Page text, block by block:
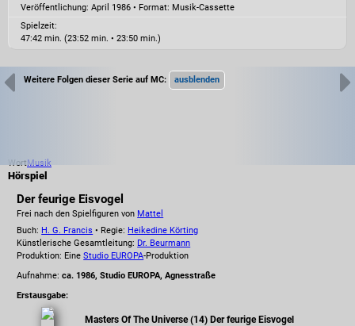
Veröffentlichung: April 1986 • Format: Musik-Cassette
Spielzeit:
47:42 min. (23:52 min. • 23:50 min.)
Weitere Folgen dieser Serie auf MC:
WortMusik
Hörspiel
Der feurige Eisvogel
Frei nach den Spielfiguren von Mattel
Buch: H. G. Francis • Regie: Heikedine Körting
Künstlerische Gesamtleitung: Dr. Beurmann
Produktion: EineStudio EUROPA-Produktion
Aufnahme:ca. 1986, Studio EUROPA, Agnesstraße
Erstausgabe:
Masters Of The Universe (14) Der feurige Eisvogel